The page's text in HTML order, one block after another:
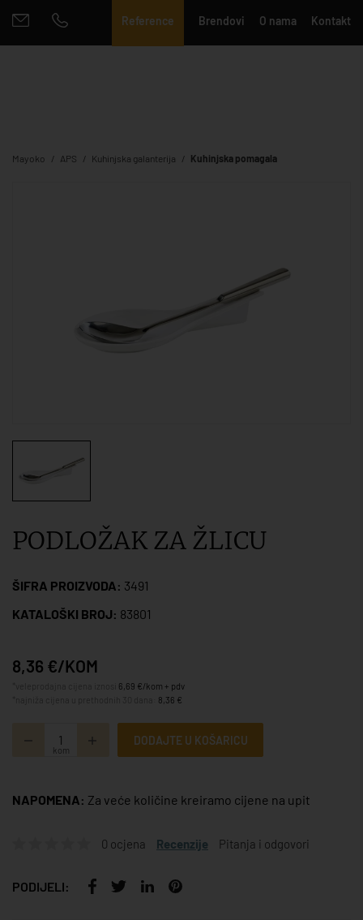
Reference Brendovi O nama Kontakt
Mayoko APS Kuhinjska galanterija Kuhinjska pomagala
PODLOŽAK ZA ŽLICU
ŠIFRA PROIZVODA: 3491
KATALOŠKI BROJ: 83801
8,36 €/KOM
6,69 €/kom + pdv
8,36 €
kom
DODAJTE U KOŠARICU
NAPOMENA: Za veće količine kreiramo cijene na upit
0 ocjena Recenzije Pitanja i odgovori
PODIJELI: